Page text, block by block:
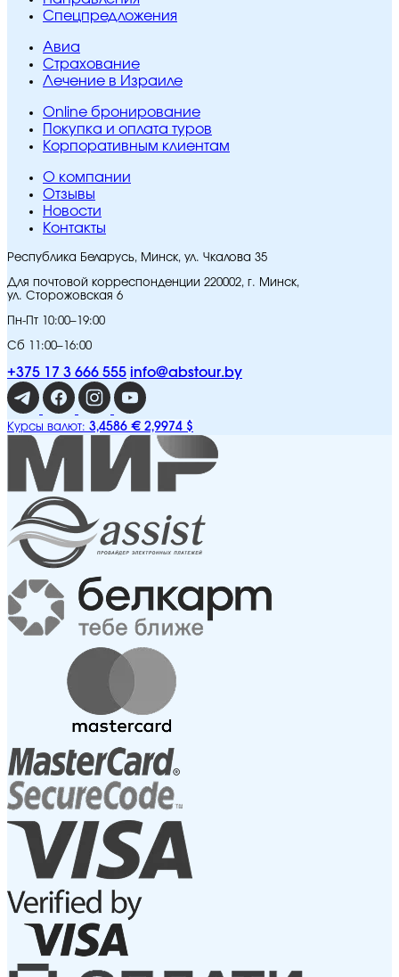
Спецпредложения
Авиа
Страхование
Лечение в Израиле
Online бронирование
Покупка и оплата туров
Корпоративным клиентам
O компании
Отзывы
Новости
Контакты
Республика Беларусь, Минск, ул. Чкалова 35
Для почтовой корреспонденции 220002, г. Минск,
ул. Сторожовская 6
Пн-Пт 10:00–19:00
Сб 11:00–16:00
+375 17 3 666 555 info@abstour.by
Курсы валют: 3,4586 € 2,9974 $